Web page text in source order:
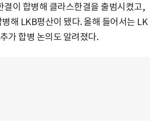
결이 합병해 클라스한결을 출범시켰고,
해 LKB평산이 됐다. 올해 들어서는 LK
가 합병 논의도 알려졌다.